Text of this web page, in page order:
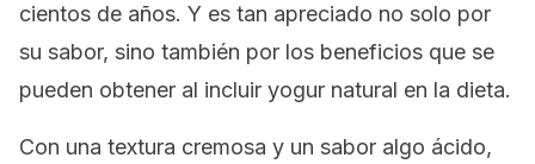
cientos de años. Y es tan apreciado no solo por
su sabor, sino también por los beneficios que se
pueden obtener al incluir yogur natural en la dieta.
Con una textura cremosa y un sabor algo ácido,